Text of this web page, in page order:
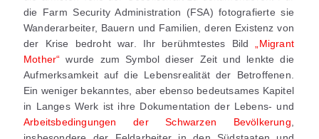
die Farm Security Administration (FSA) fotografierte sie
Wanderarbeiter, Bauern und Familien, deren Existenz von
der Krise bedroht war. Ihr berühmtestes Bild
„Migrant
Mother“ wurde zum Symbol dieser Zeit und lenkte die
Aufmerksamkeit auf die Lebensrealität der Betroffenen.
Ein weniger bekanntes, aber ebenso bedeutsames Kapitel
in Langes Werk ist ihre Dokumentation der Lebens- und
Arbeitsbedingungen der Schwarzen Bevölkerung